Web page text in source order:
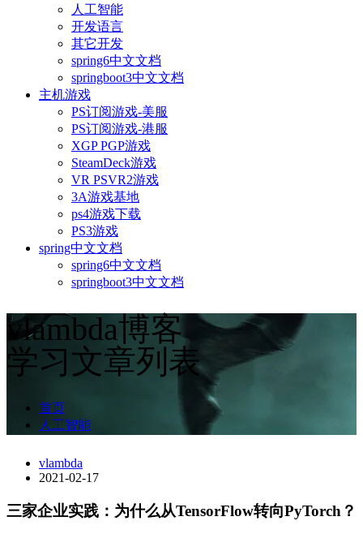
人工智能
开发语言
其它开发
spring6中文文档
springboot3中文文档
主机游戏
PS订阅游戏-美服
PS订阅游戏-港服
XGP PGP游戏
SteamDeck游戏
VR PSVR2游戏
3A游戏基地
ps4游戏下载
PS3游戏
spring中文文档
spring6中文文档
springboot3中文文档
vlambda博客
学习文章列表
首页
人工智能
vlambda
2021-02-17
三家企业实践：为什么从TensorFlow转向PyTorch？